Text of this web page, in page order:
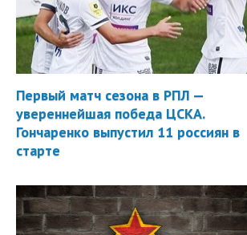
Первый матч сезона в РПЛ —
увереннейшая победа ЦСКА.
Гончаренко выпустил 11 россиян в
старте